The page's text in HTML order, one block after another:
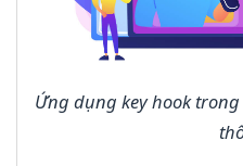
Ứng dụng key hook